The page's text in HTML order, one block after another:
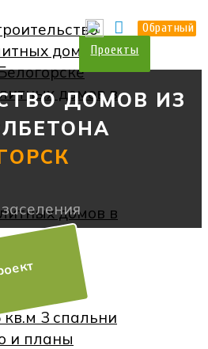
Проекты
Обратный
ДОМОВ ИЗ